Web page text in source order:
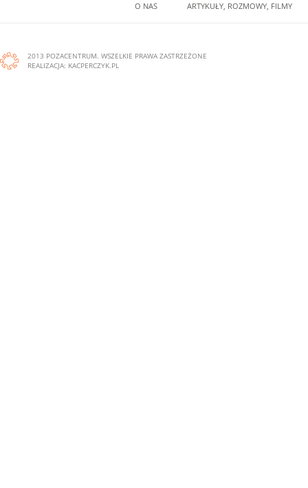
O NAS ARTYKUŁY, ROZMOWY, FILMY
2013 POZACENTRUM. WSZELKIE PRAWA ZASTRZEŻONE
REALIZACJA: KACPERCZYK.PL